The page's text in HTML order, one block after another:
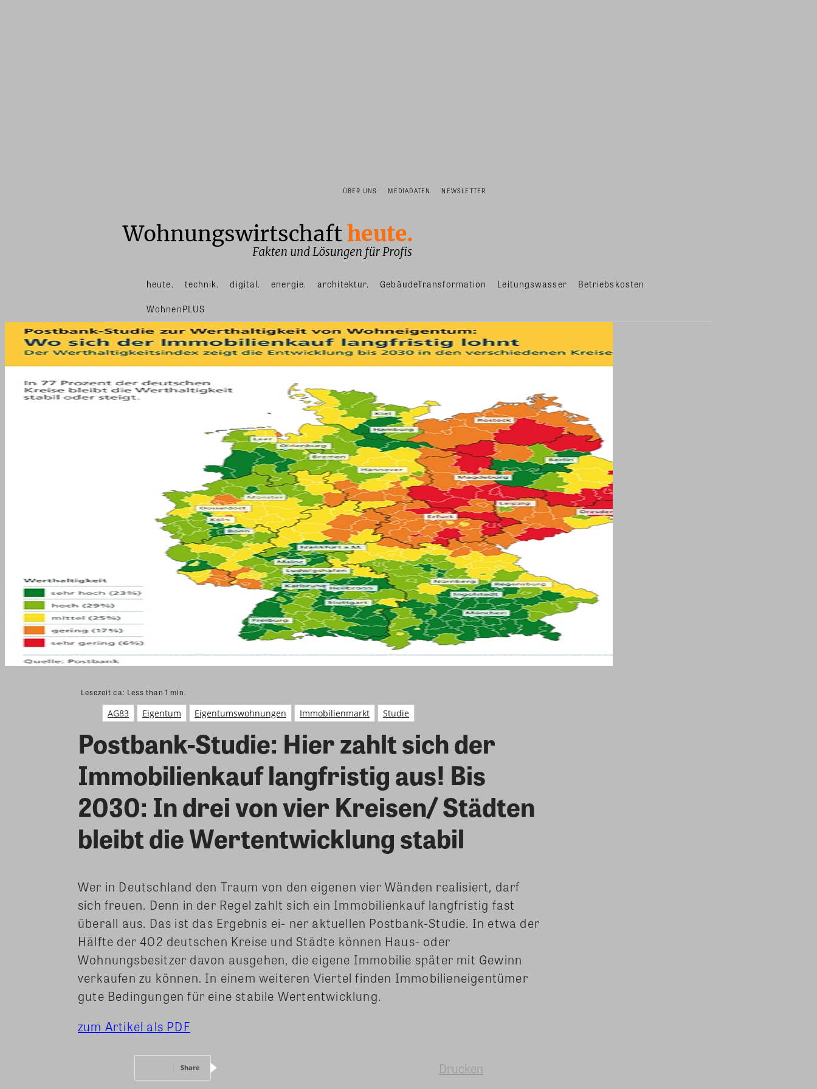
ÜBER UNS MEDIADATEN NEWSLETTER
heute. technik. digital. energie. architektur. GebäudeTransformation Leitungswasser Betriebskosten
WohnenPLUS
Lesezeit ca: Less than 1 min.
AG83 Eigentum Eigentumswohnungen Immobilienmarkt Studie
Postbank-Studie: Hier zahlt sich der
Immobilienkauf langfristig aus! Bis
2030: In drei von vier Kreisen/ Städten
bleibt die Wertentwicklung stabil
Wer in Deutschland den Traum von den eigenen vier Wänden realisiert, darf
sich freuen. Denn in der Regel zahlt sich ein Immobilienkauf langfristig fast
überall aus. Das ist das Ergebnis ei- ner aktuellen Postbank-Studie. In etwa der
Hälfte der 402 deutschen Kreise und Städte können Haus- oder
Wohnungsbesitzer davon ausgehen, die eigene Immobilie später mit Gewinn
verkaufen zu können. In einem weiteren Viertel finden Immobilieneigentümer
gute Bedingungen für eine stabile Wertentwicklung.
zum Artikel als PDF
Share Drucken